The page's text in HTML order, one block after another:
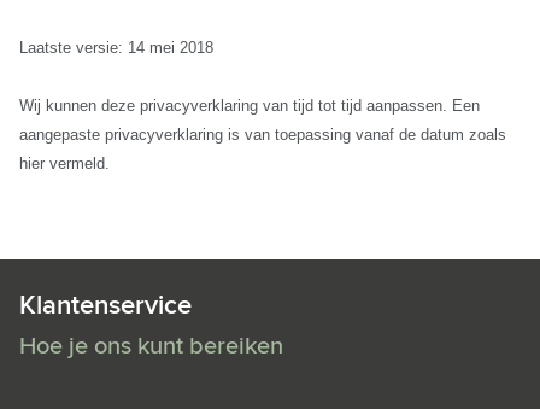
Laatste versie: 14 mei 2018
Wij kunnen deze privacyverklaring van tijd tot tijd aanpassen. Een
aangepaste privacyverklaring is van toepassing vanaf de datum zoals
hier vermeld.
Klantenservice
Hoe je ons kunt bereiken